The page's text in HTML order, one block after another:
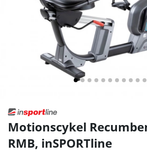
Motionscykel
RMB, inSPORTline